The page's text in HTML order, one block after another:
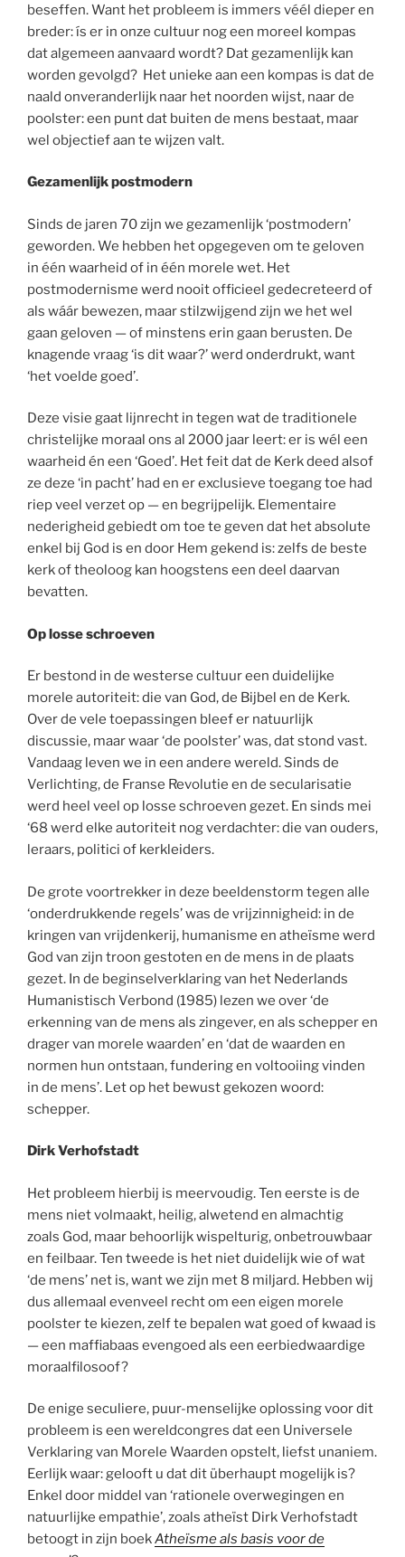
beseffen. Want het probleem is immers véél dieper en
breder: ís er in onze cultuur nog een moreel kompas
dat algemeen aanvaard wordt? Dat gezamenlijk kan
worden gevolgd? Het unieke aan een kompas is dat de
naald onveranderlijk naar het noorden wijst, naar de
poolster: een punt dat buiten de mens bestaat, maar
wel objectief aan te wijzen valt.
Gezamenlijk postmodern
Sinds de jaren 70 zijn we gezamenlijk ‘postmodern’
geworden. We hebben het opgegeven om te geloven
in één waarheid of in één morele wet. Het
postmodernisme werd nooit officieel gedecreteerd of
als wáár bewezen, maar stilzwijgend zijn we het wel
gaan geloven — of minstens erin gaan berusten. De
knagende vraag ‘is dit waar?’ werd onderdrukt, want
‘het voelde goed’.
Deze visie gaat lijnrecht in tegen wat de traditionele
christelijke moraal ons al 2000 jaar leert: er is wél een
waarheid én een ‘Goed’. Het feit dat de Kerk deed alsof
ze deze ‘in pacht’ had en er exclusieve toegang toe had
riep veel verzet op — en begrijpelijk. Elementaire
nederigheid gebiedt om toe te geven dat het absolute
enkel bij God is en door Hem gekend is: zelfs de beste
kerk of theoloog kan hoogstens een deel daarvan
bevatten.
Op losse schroeven
Er bestond in de westerse cultuur een duidelijke
morele autoriteit: die van God, de Bijbel en de Kerk.
Over de vele toepassingen bleef er natuurlijk
discussie, maar waar ‘de poolster’ was, dat stond vast.
Vandaag leven we in een andere wereld. Sinds de
Verlichting, de Franse Revolutie en de secularisatie
werd heel veel op losse schroeven gezet. En sinds mei
‘68 werd elke autoriteit nog verdachter: die van ouders,
leraars, politici of kerkleiders.
De grote voortrekker in deze beeldenstorm tegen alle
‘onderdrukkende regels’ was de vrijzinnigheid: in de
kringen van vrijdenkerij, humanisme en atheïsme werd
God van zijn troon gestoten en de mens in de plaats
gezet. In de beginselverklaring van het Nederlands
Humanistisch Verbond (1985) lezen we over ‘de
erkenning van de mens als zingever, en als schepper en
drager van morele waarden’ en ‘dat de waarden en
normen hun ontstaan, fundering en voltooiing vinden
in de mens’. Let op het bewust gekozen woord:
schepper.
Dirk Verhofstadt
Het probleem hierbij is meervoudig. Ten eerste is de
mens niet volmaakt, heilig, alwetend en almachtig
zoals God, maar behoorlijk wispelturig, onbetrouwbaar
en feilbaar. Ten tweede is het niet duidelijk wie of wat
‘de mens’ net is, want we zijn met 8 miljard. Hebben wij
dus allemaal evenveel recht om een eigen morele
poolster te kiezen, zelf te bepalen wat goed of kwaad is
— een maffiabaas evengoed als een eerbiedwaardige
moraalfilosoof?
De enige seculiere, puur-menselijke oplossing voor dit
probleem is een wereldcongres dat een Universele
Verklaring van Morele Waarden opstelt, liefst unaniem.
Eerlijk waar: gelooft u dat dit überhaupt mogelijk is?
Enkel door middel van ‘rationele overwegingen en
natuurlijke empathie’, zoals atheïst Dirk Verhofstadt
betoogt in zijn boekAtheïsme als basis voor de